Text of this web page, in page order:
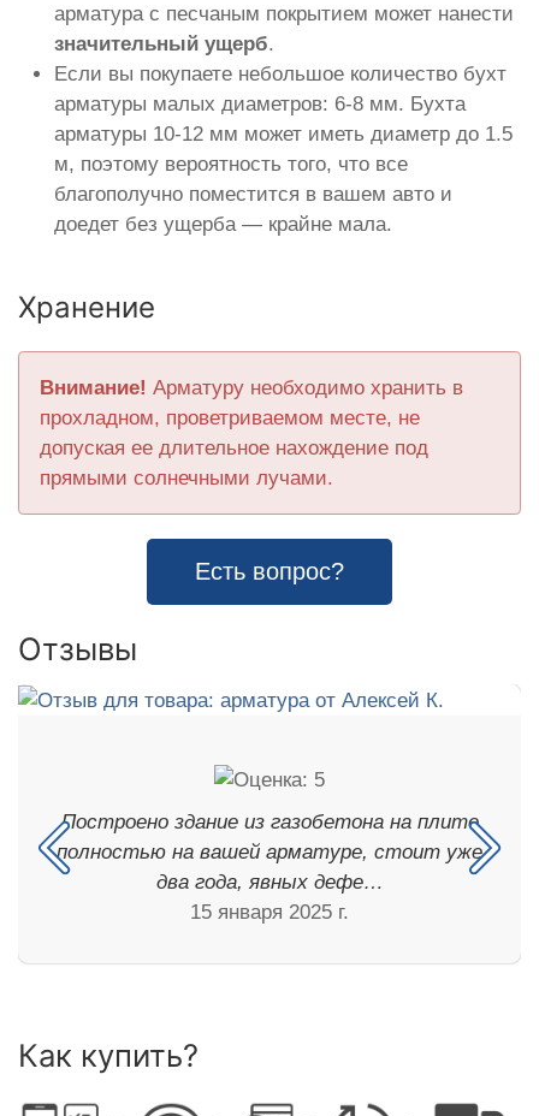
арматура с песчаным покрытием может нанести
значительный ущерб.
Если вы покупаете небольшое количество бухт
арматуры малых диаметров: 6-8 мм. Бухта
арматуры 10-12 мм может иметь диаметр до 1.5
м, поэтому вероятность того, что все
благополучно поместится в вашем авто и
доедет без ущерба — крайне мала.
Хранение
Внимание! Арматуру необходимо хранить в
прохладном, проветриваемом месте, не
допуская ее длительное нахождение под
прямыми солнечными лучами.
Есть вопрос?
Отзывы
Построено здание из газобетона на плите
полностью на вашей арматуре, стоит уже
два года, явных дефе…
15 января 2025 г.
Как купить?